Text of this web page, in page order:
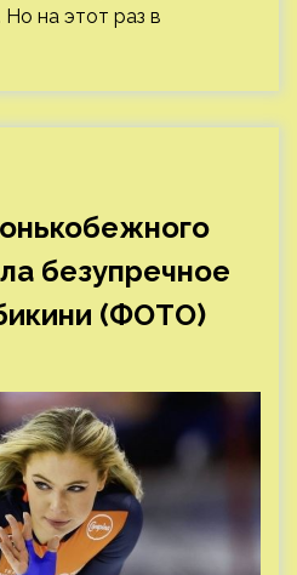
на этот раз в
безупречное
(ФОТО)